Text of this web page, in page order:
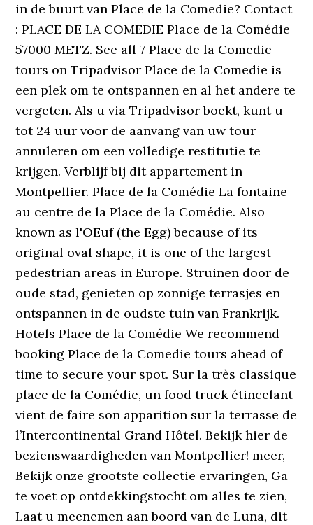
in de buurt van Place de la Comedie? Contact
: PLACE DE LA COMEDIE Place de la Comédie
57000 METZ. See all 7 Place de la Comedie
tours on Tripadvisor Place de la Comedie is
een plek om te ontspannen en al het andere te
vergeten. Als u via Tripadvisor boekt, kunt u
tot 24 uur voor de aanvang van uw tour
annuleren om een volledige restitutie te
krijgen. Verblijf bij dit appartement in
Montpellier. Place de la Comédie La fontaine
au centre de la Place de la Comédie. Also
known as l'OEuf (the Egg) because of its
original oval shape, it is one of the largest
pedestrian areas in Europe. Struinen door de
oude stad, genieten op zonnige terrasjes en
ontspannen in de oudste tuin van Frankrijk.
Hotels Place de la Comédie We recommend
booking Place de la Comedie tours ahead of
time to secure your spot. Sur la très classique
place de la Comédie, un food truck étincelant
vient de faire son apparition sur la terrasse de
l’Intercontinental Grand Hôtel. Bekijk hier de
bezienswaardigheden van Montpellier! meer,
Bekijk onze grootste collectie ervaringen, Ga
te voet op ontdekkingstocht om alles te zien,
Laat u meenemen aan boord van de Luna, dit